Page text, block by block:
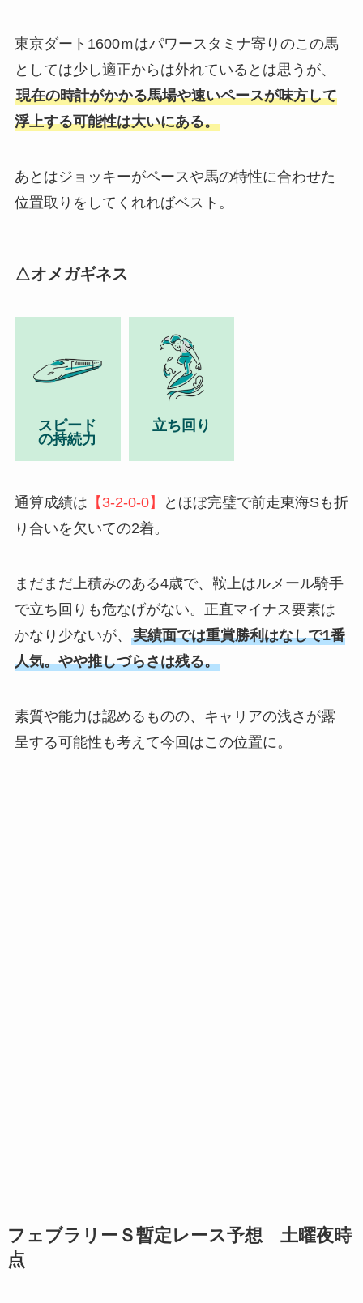
東京ダート1600ｍはパワースタミナ寄りのこの馬
としては少し適正からは外れているとは思うが、
現在の時計がかかる馬場や速いペースが味方して
浮上する可能性は大いにある。
あとはジョッキーがペースや馬の特性に合わせた
位置取りをしてくれればベスト。
△オメガギネス
スピード
の持続力
立ち回り
通算成績は 【3-2-0-0】
とほぼ完璧で前走東海Sも折
り合いを欠いての2着。
まだまだ上積みのある4歳で、鞍上はルメール騎手
で立ち回りも危なげがない。正直マイナス要素は
かなり少ないが、 実績面では重賞勝利はなしで1番
人気。やや推しづらさは残る。
素質や能力は認めるものの、キャリアの浅さが露
呈する可能性も考えて今回はこの位置に。
フェブラリーＳ暫定レース予想 土曜夜時
点